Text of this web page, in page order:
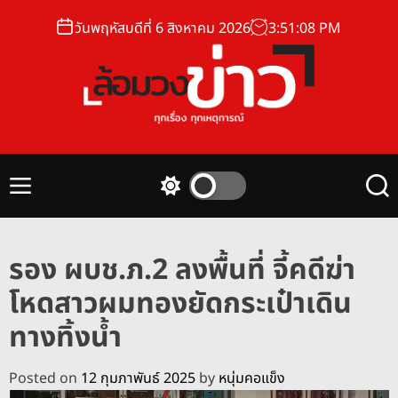
วันพฤหัสบดีที่ 6 สิงหาคม 2026 3:51:09 PM
อ
า
ว
M
c
h
c
o
r
m
S
รอง ผบช.ภ.2 ลงพื้นที่ จี้คดีฆ่า
โหดสาวผมทองยัดกระเป๋าเดิน
ทางทิ้งน้ำ
Posted on 12 กุมภาพันธ์ 2025 by หนุ่มคอแข็ง